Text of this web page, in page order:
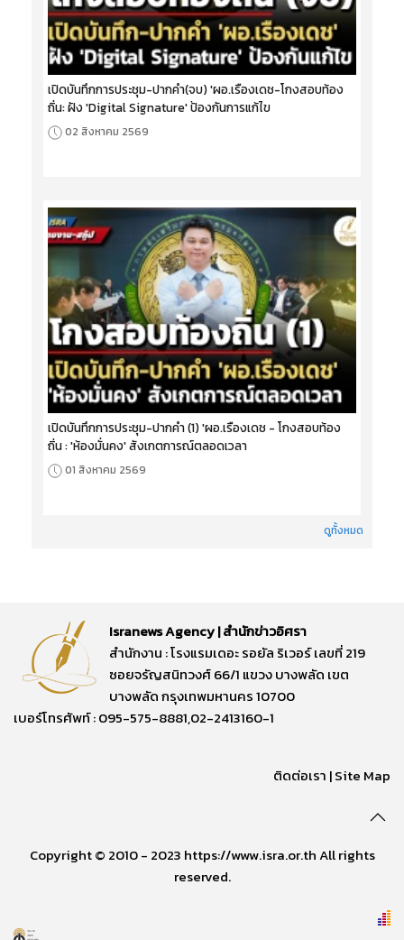
เปิดบันทึกการประชุม-ปากคำ(จบ) 'ผอ.เรืองเดช-โกงสอบท้อง
ถิ่น: ฝัง 'Digital Signature' ป้องกันการแก้ไข
02 สิงหาคม 2569
เปิดบันทึกการประชุม-ปากคำ (1) 'ผอ.เรืองเดช - โกงสอบท้อง
ถิ่น : 'ห้องมั่นคง' สังเกตการณ์ตลอดเวลา
01 สิงหาคม 2569
ดูทั้งหมด
Isranews Agency | สำนักข่าวอิศรา
สำนักงาน : โรงแรมเดอะ รอยัล ริเวอร์ เลขที่ 219
ซอยจรัญสนิทวงศ์ 66/1 แขวง บางพลัด เขต
บางพลัด กรุงเทพมหานคร 10700
เบอร์โทรศัพท์ : 095-575-8881,02-2413160-1
ติดต่อเรา |Site Map
Copyright © 2010 - 2023 https://www.isra.or.th All rights
reserved.